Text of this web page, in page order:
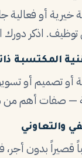
خيرية أو فعالية
اذكر دورك
المكتسبة
— صفات أهم من
والتعاوني
قصيراً بدون أجر،